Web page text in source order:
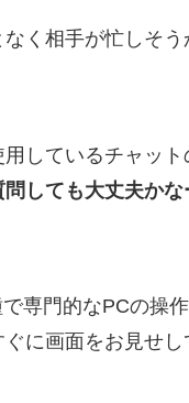
く相手が忙しそ
しているチャッ
問しても大丈夫か
専門的なPCの操
に画面をお見せし